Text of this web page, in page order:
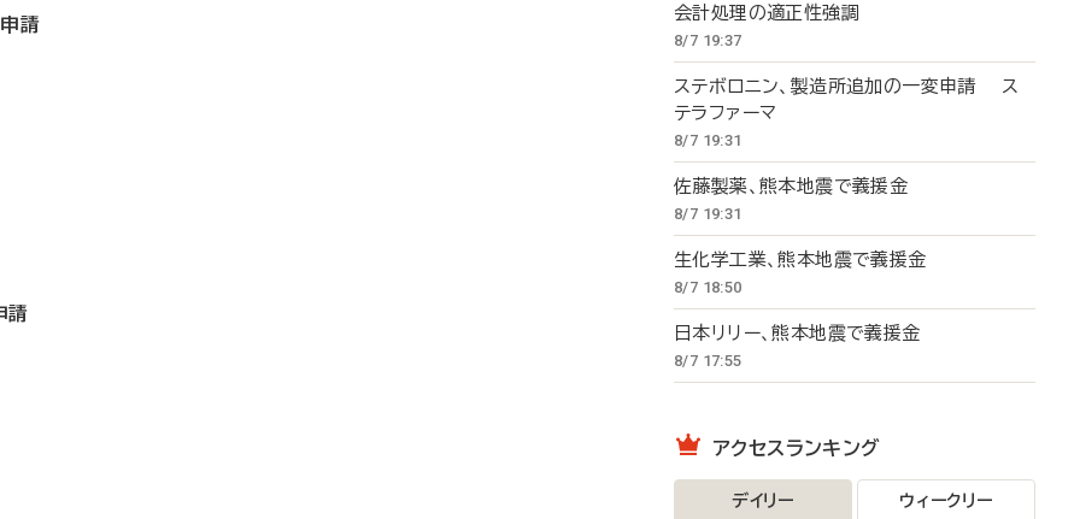
請
請
会計処理の適正性強調
8/7 19:37
ステボロニン、製造所追加の一変申請 ス
テラファーマ
8/7 19:31
佐藤製薬、熊本地震で義援金
8/7 19:31
生化学工業、熊本地震で義援金
8/7 18:50
日本リリー、熊本地震で義援金
8/7 17:55
アクセスランキング
デイリー ウィークリー